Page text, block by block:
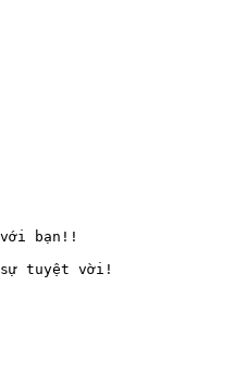
bạn!!
sự tuyệt vời!